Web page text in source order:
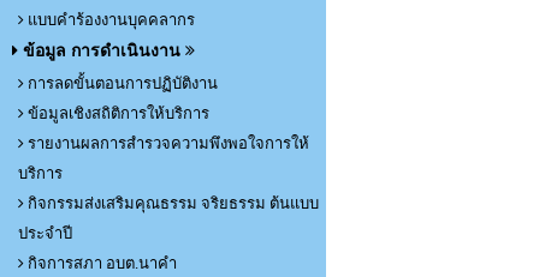
แบบคำร้องงานบุคคลากร
ข้อมูล การดำเนินงาน
การลดขั้นตอนการปฏิบัติงาน
ข้อมูลเชิงสถิติการให้บริการ
รายงานผลการสำรวจความพึงพอใจการให้
บริการ
กิจกรรมส่งเสริมคุณธรรม จริยธรรม ต้นแบบ
ประจำปี
กิจการสภา อบต.นาคำ